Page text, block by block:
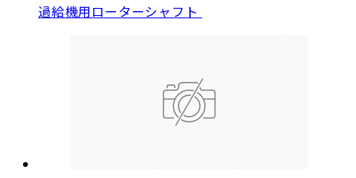
過給機用ローターシャフト